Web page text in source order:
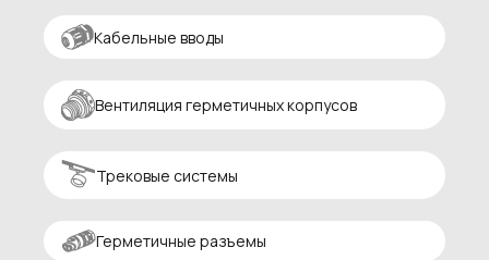
Кабельные вводы
Вентиляция герметичных корпусов
Трековые системы
Герметичные разъемы